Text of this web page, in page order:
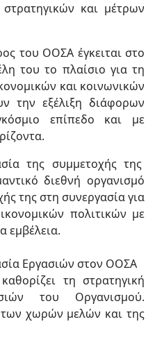
και μέτρων
του ΟΟΣΑ έγκειται στο
του το πλαίσιο για τη
και κοινωνικών
την εξέλιξη διάφορων
επίπεδο και με
της συμμετοχής της
διεθνή οργανισμό
της στη συνεργασία για
πολιτικών με
εμβέλεια.
Εργασιών στον ΟΟΣΑ
τη στρατηγική
του Οργανισμού.
χωρών μελών και της